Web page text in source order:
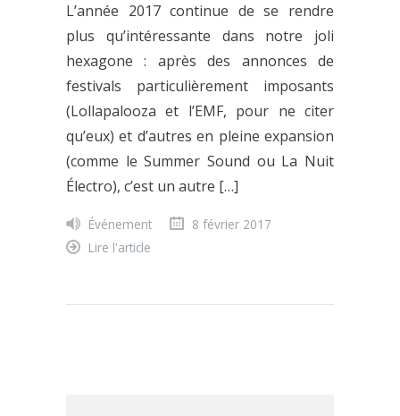
L’année 2017 continue de se rendre
plus qu’intéressante dans notre joli
hexagone : après des annonces de
festivals particulièrement imposants
(Lollapalooza et l’EMF, pour ne citer
qu’eux) et d’autres en pleine expansion
(comme le Summer Sound ou La Nuit
Électro), c’est un autre […]
Événement
8 février 2017
Lire l'article